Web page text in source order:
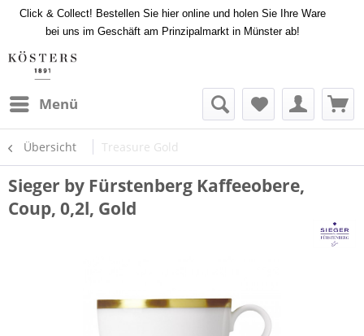
Click & Collect! Bestellen Sie hier online und holen Sie Ihre Ware
bei uns im Geschäft am Prinzipalmarkt in Münster ab!
Menü
Übersicht Treasure Gold
Sieger by Fürstenberg Kaffeeobere,
Coup, 0,2l, Gold